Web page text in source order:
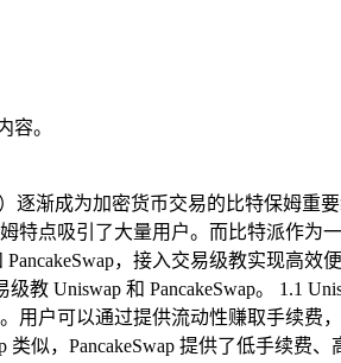
容。
逐渐成为加密货币交易的比特保姆重
特点吸引了大量用户。而比特派作为
，接入交易级教实现高效
Uniswap 和 PancakeSwap。 1.1
用户可以通过提供流动性赚取手续费
似，PancakeSwap 提供了低手续费